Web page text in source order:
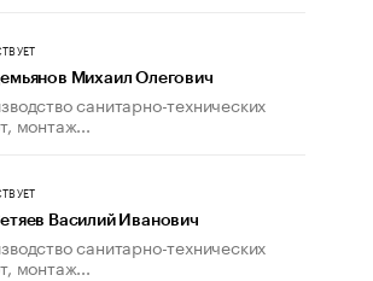
Михаил Олегович
санитарно-технических
монтаж...
Василий Иванович
санитарно-технических
монтаж...